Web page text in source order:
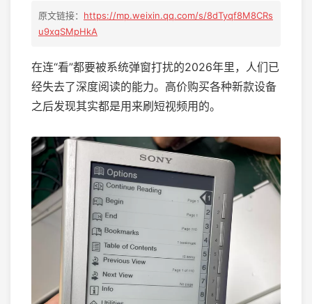
原文链接： https://mp.weixin.qq.com/s/8dTyqf8M8CRs
u9xqSMpHkA
在连“看”都要被系统弹窗打扰的2026年里，人们已
经失去了深度阅读的能力。高价购买各种新款设备
之后发现其实都是用来刷短视频用的。